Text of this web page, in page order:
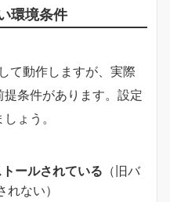
環境条件
て動作しますが、実際
条件があります。設定
ょう。
ールされている （旧バ
ない）